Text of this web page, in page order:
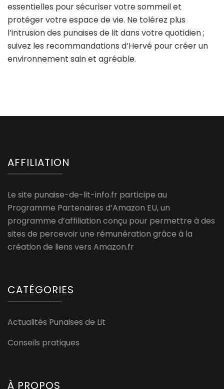
essentielles pour sécuriser votre sommeil et
protéger votre espace de vie. Ne tolérez plus
l’intrusion des punaises de lit dans votre quotidien ;
suivez les recommandations d’Hervé pour créer un
environnement sain et agréable.
AFFILIATION
Le site punaise-de-lit-info.fr participe au
Programme Partenaires d’Amazon EU, un
programme d’affiliation conçu pour permettre à des
sites de percevoir une rémunération grâce à la
création de liens vers Amazon.fr
CATÉGORIES
Actualités Punaises de Lit
Conseils pratiques
À PROPOS